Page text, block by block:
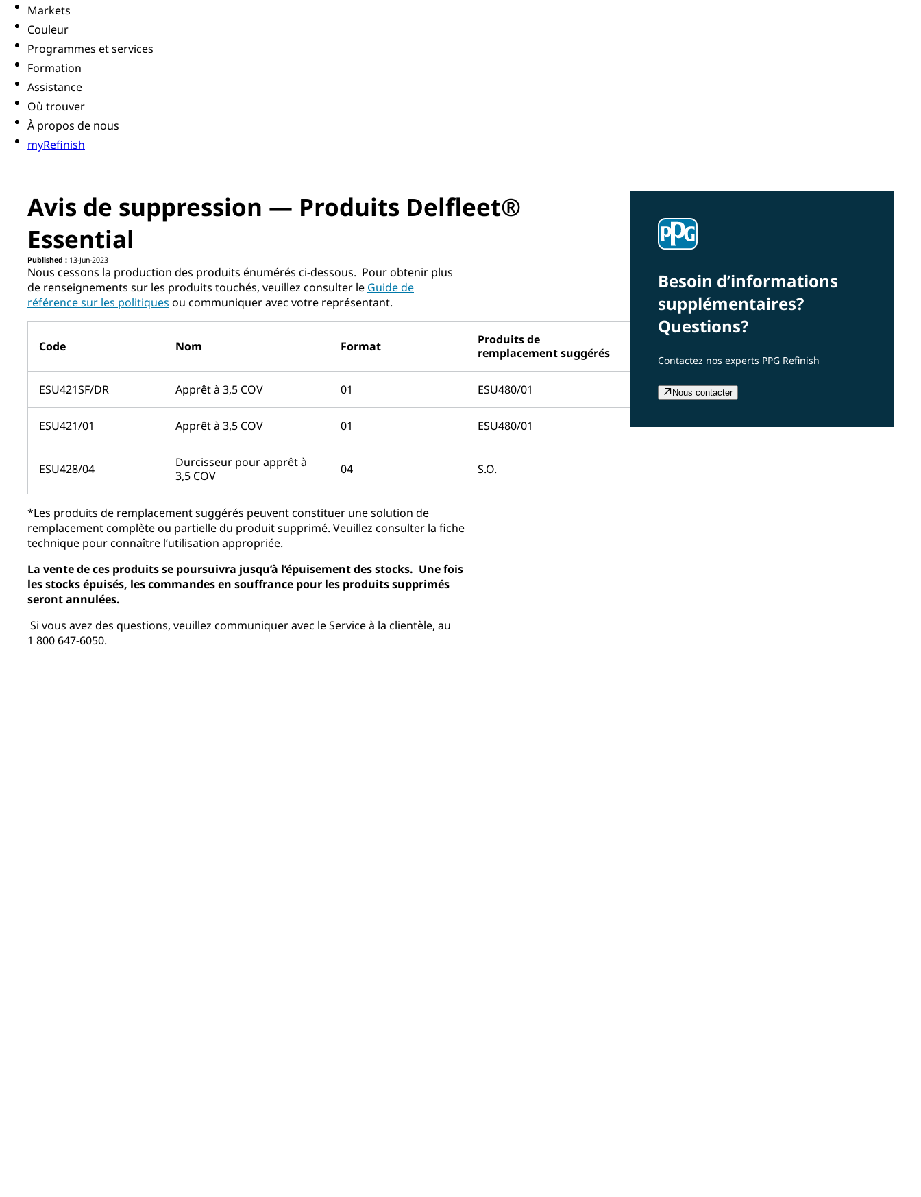
Markets
Couleur
Programmes et services
Formation
Assistance
Où trouver
À propos de nous
myRefinish
Avis de suppression — Produits Delfleet®
Essential
Published : 13-Jun-2023
Nous cessons la production des produits énumérés ci-dessous. Pour obtenir plus
de renseignements sur les produits touchés, veuillez consulter le Guide de
référence sur les politiques ou communiquer avec votre représentant.
Code Nom Format
Produits de
remplacement suggérés
ESU421SF/DR Apprêt à 3,5 COV 01 ESU480/01
ESU421/01 Apprêt à 3,5 COV 01 ESU480/01
ESU428/04
Durcisseur pour apprêt à
3,5 COV
04 S.O.
*Les produits de remplacement suggérés peuvent constituer une solution de
remplacement complète ou partielle du produit supprimé. Veuillez consulter la fiche
technique pour connaître l’utilisation appropriée.
les stocks épuisés, les commandes en souffrance pour les produits supprimés
seront annulées.
Si vous avez des questions, veuillez communiquer avec le Service à la clientèle, au
1 800 647-6050.
Besoin d’informations
supplémentaires?
Questions?
Contactez nos experts PPG Refinish
Nous contacter